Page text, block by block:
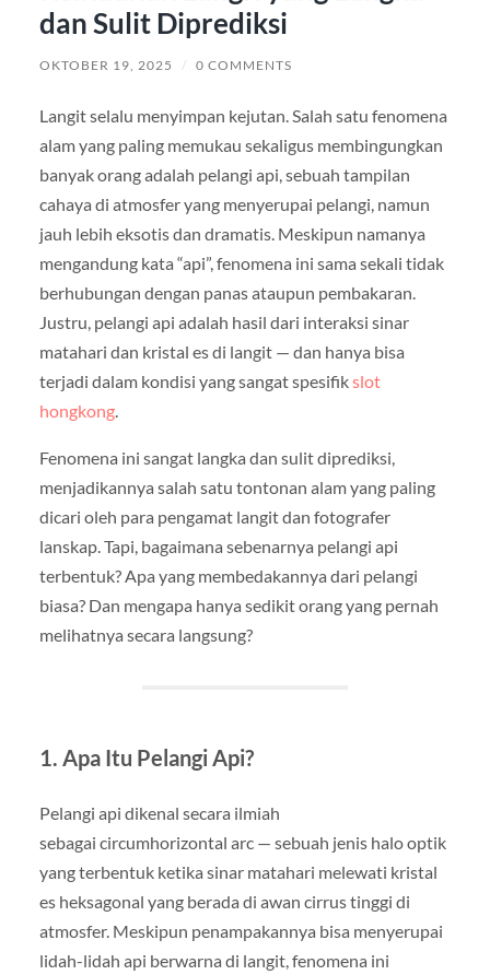
dan Sulit Diprediksi
OKTOBER 19, 2025 / 0 COMMENTS
Langit selalu menyimpan kejutan. Salah satu fenomena
alam yang paling memukau sekaligus membingungkan
banyak orang adalah pelangi api, sebuah tampilan
cahaya di atmosfer yang menyerupai pelangi, namun
jauh lebih eksotis dan dramatis. Meskipun namanya
mengandung kata “api”, fenomena ini sama sekali tidak
berhubungan dengan panas ataupun pembakaran.
Justru, pelangi api adalah hasil dari interaksi sinar
matahari dan kristal es di langit — dan hanya bisa
terjadi dalam kondisi yang sangat spesifikslot
hongkong.
Fenomena ini sangat langka dan sulit diprediksi,
menjadikannya salah satu tontonan alam yang paling
dicari oleh para pengamat langit dan fotografer
lanskap. Tapi, bagaimana sebenarnya pelangi api
terbentuk? Apa yang membedakannya dari pelangi
biasa? Dan mengapa hanya sedikit orang yang pernah
melihatnya secara langsung?
1. Apa Itu Pelangi Api?
Pelangi api dikenal secara ilmiah
sebagai circumhorizontal arc — sebuah jenis halo optik
yang terbentuk ketika sinar matahari melewati kristal
es heksagonal yang berada di awan cirrus tinggi di
atmosfer. Meskipun penampakannya bisa menyerupai
lidah-lidah api berwarna di langit, fenomena ini